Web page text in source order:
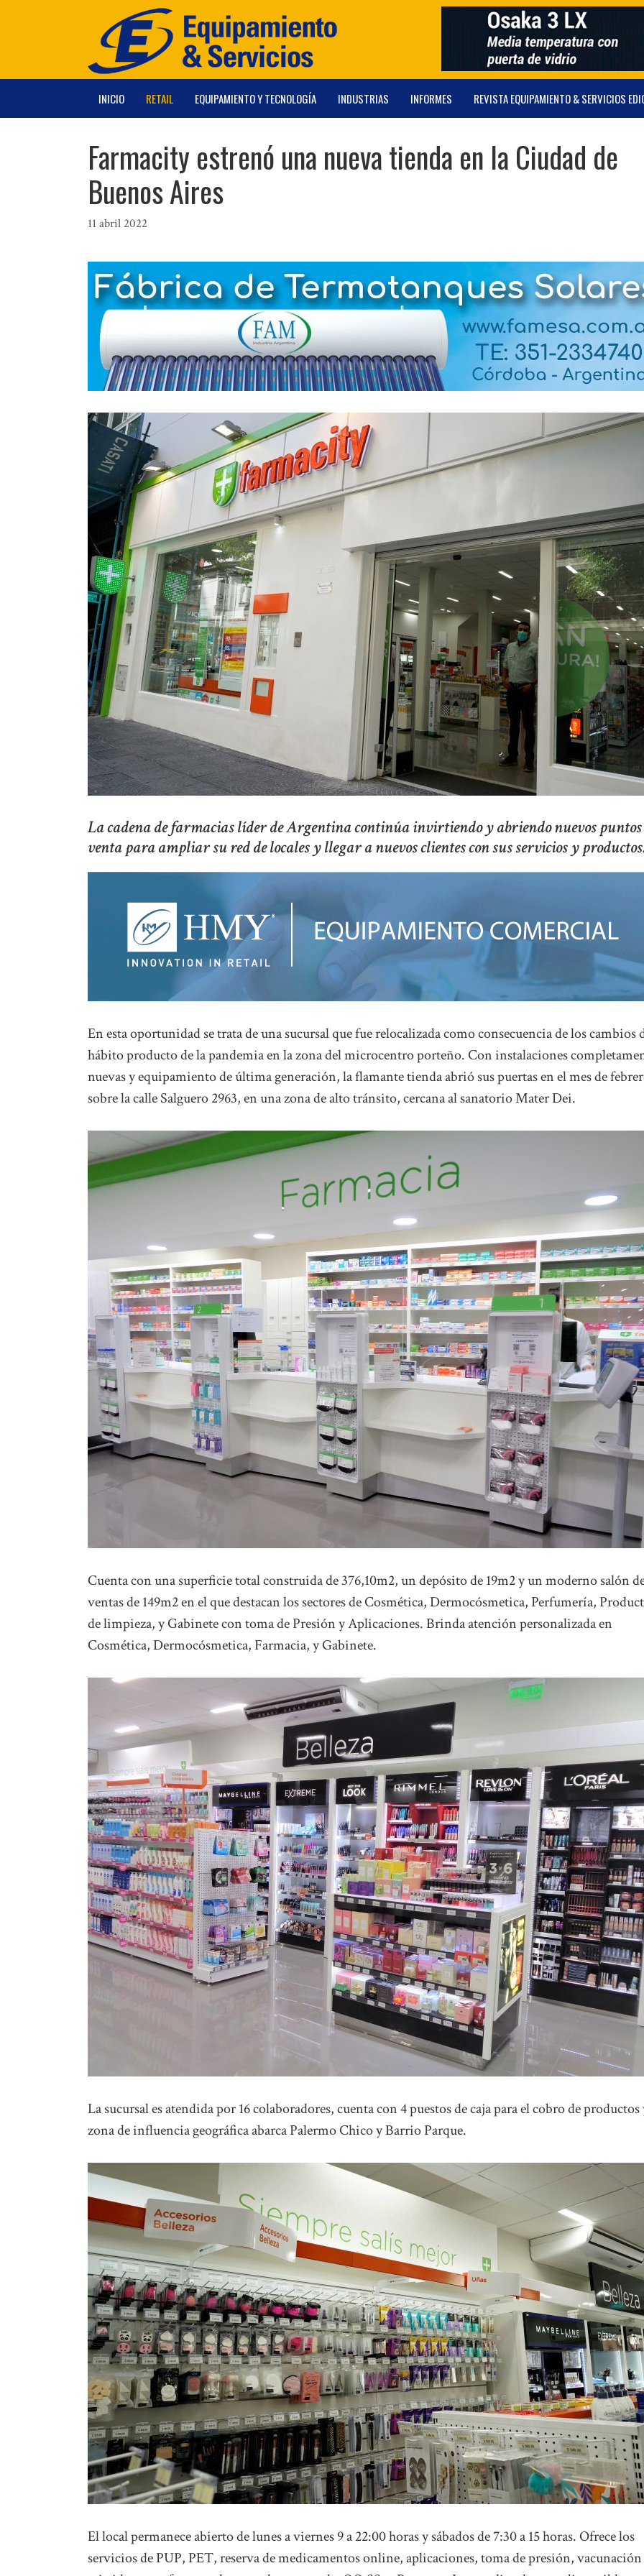
INICIO RETAIL EQUIPAMIENTO Y TECNOLOGÍA INDUSTRIAS INFORMES REVISTA EQUIPAMIENTO & SERVICIOS
Farmacity estrenó una nueva tienda en la Ciudad de
Buenos Aires
11 abril 2022
La cadena de farmacias líder de Argentina continúa invirtiendo y abriendo nuevos puntos
venta para ampliar su red de locales y llegar a nuevos clientes con sus servicios y
En esta oportunidad se trata de una sucursal que fue relocalizada como consecuencia de los cambios
hábito producto de la pandemia en la zona del microcentro porteño. Con instalaciones
nuevas y equipamiento de última generación, la flamante tienda abrió sus puertas en el mes de
sobre la calle Salguero 2963, en una zona de alto tránsito, cercana al sanatorio Mater Dei.
Cuenta con una superficie total construida de 376,10m2, un depósito de 19m2 y un moderno salón
ventas de 149m2 en el que destacan los sectores de Cosmética, Dermocósmetica, Perfumería,
de limpieza, y Gabinete con toma de Presión y Aplicaciones. Brinda atención personalizada en
Cosmética, Dermocósmetica, Farmacia, y Gabinete.
La sucursal es atendida por 16 colaboradores, cuenta con 4 puestos de caja para el cobro de productos
zona de influencia geográfica abarca Palermo Chico y Barrio Parque.
El local permanece abierto de lunes a viernes 9 a 22:00 horas y sábados de 7:30 a 15 horas. Ofrece los
servicios de PUP, PET, reserva de medicamentos online, aplicaciones, toma de presión, vacunación